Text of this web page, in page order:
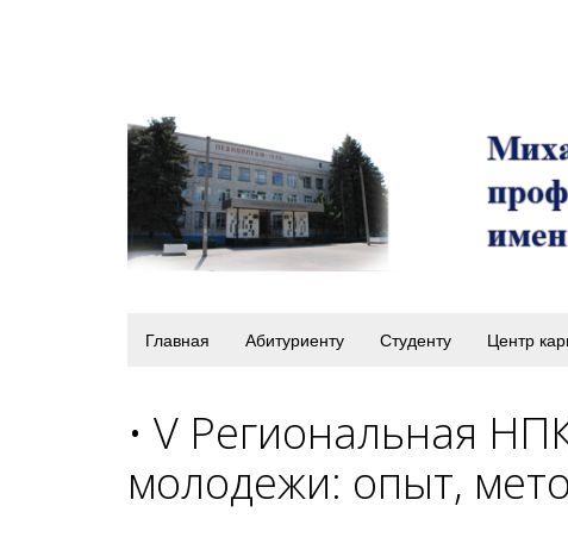
Главная Абитуриенту Студенту Центр
• V Региональная
молодежи: опыт,